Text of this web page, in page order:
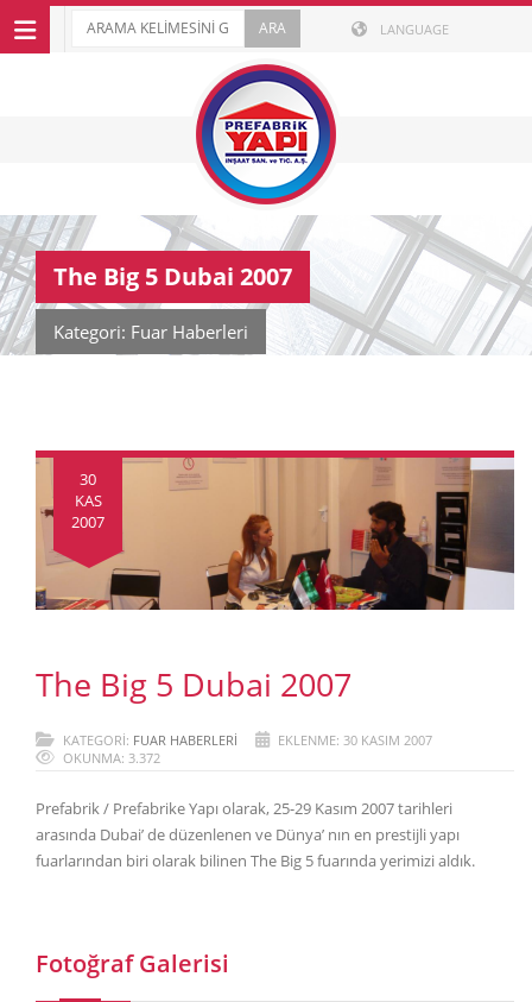
LANGUAGE
The Big 5 Dubai 2007
Kategori: Fuar Haberleri
30
KAS
2007
The Big 5 Dubai 2007
KATEGORI: FUAR HABERLERI
EKLENME: 30 KASIM 2007
OKUNMA: 3.372
Prefabrik / Prefabrike Yapı olarak, 25-29 Kasım 2007 tarihleri
arasında Dubai’ de düzenlenen ve Dünya’ nın en prestijli yapı
fuarlarından biri olarak bilinen The Big 5 fuarında yerimizi aldık.
Fotoğraf Galerisi